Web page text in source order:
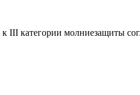
к III категории молниезащиты